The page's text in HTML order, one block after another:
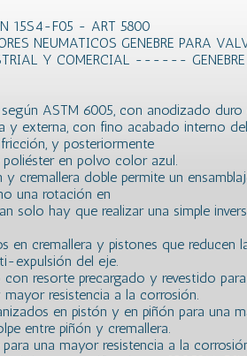
15S4-F05 - ART 5800
NEUMATICOS GENEBRE PARA
Y COMERCIAL ------
ASTM 6005, con anodizado
y externa, con fino acabado interno
y posteriormente
en polvo color azul.
cremallera doble permite un
una rotación en
solo hay que realizar una simple
en cremallera y pistones que reducen
expulsión del eje.
resorte precargado y revestido
resistencia a la corrosión.
en pistón y en piñón para una
entre piñón y cremallera.
una mayor resistencia a la